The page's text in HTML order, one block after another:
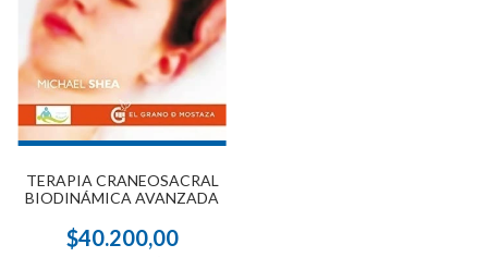
TERAPIA CRANEOSACRAL
BIODINÁMICA AVANZADA
$40.200,00